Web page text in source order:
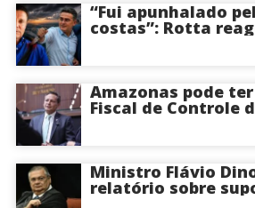
para a ALEAM
“Fui apunhalado
costas”: Rotta
veja
Amazonas pode ter
Fiscal de Controle
Ministro Flávio
relatório sobre